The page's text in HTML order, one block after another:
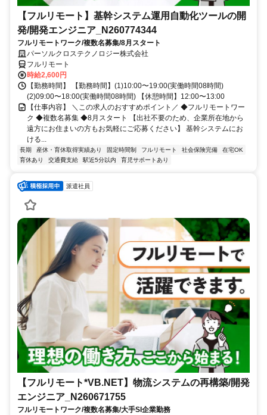
【フルリモート】基幹システム運用自動化ツールの開
発/開発エンジニア_N260774344
フルリモートワーク/複数名募集/8月スタート
パーソルクロステクノロジー株式会社
フルリモート
時給2,600円
【勤務時間】 【勤務時間】(1)10:00〜19:00(実働時間08時間)
(2)09:00〜18:00(実働時間08時間) 【休憩時間】12:00〜13:00
【仕事内容】 ＼この求人のおすすめポイント／ ◆フルリモートワー
ク ◆複数名募集 ◆8月スタート 【出社不要のため、企業所在地から
遠方にお住まいの方もお気軽にご応募ください】 基幹システムにお
ける...
長期 産休・育休取得実績あり 固定時間制 フルリモート 社会保険完備
在宅OK
育休あり
交通費支給 駅近5分以内 育児サポートあり
派遣社員
【フルリモート*VB.NET】物流システムの再構築/開発
エンジニア_N260671755
フルリモートワーク/複数名募集/大手SI企業勤務